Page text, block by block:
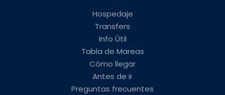
Hospedaje
Transfers
Info Útil
Tabla de Mareas
Cómo llegar
Antes de ir
Preguntas frecuentes